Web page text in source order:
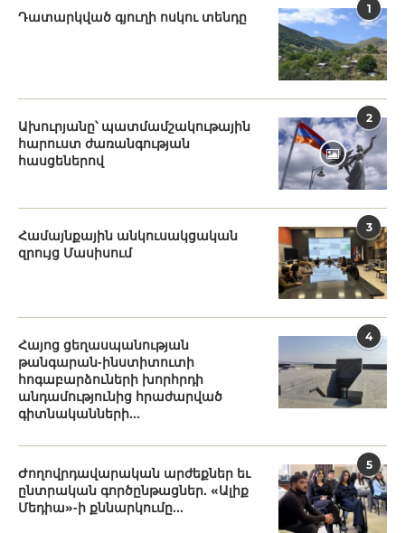
1
Դատարկված գյուղի ոսկու տենդը
2
Ախուրյանը՝ պատմամշակութային
հարուստ ժառանգության
հասցեներով
3
Համայնքային անկուսակցական
զրույց Մասիսում
4
Հայոց ցեղասպանության
թանգարան-ինստիտուտի
հոգաբարձուների խորհրդի
անդամությունից հրաժարված
գիտնականների...
5
Ժողովրդավարական արժեքներ եւ
ընտրական գործընթացներ. «Ալիք
Մեդիա»-ի քննարկումը...